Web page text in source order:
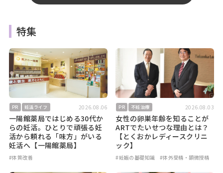
特集
PR 妊活ライフ 2026.08.06
一陽館薬局ではじめる30代か
らの妊活。ひとりで頑張る妊
活から頼れる「味方」がいる
妊活へ【一陽館薬局】
#体質改善
PR 不妊治療 2026.08.03
女性の卵巣年齢を知ることが
ARTでたいせつな理由とは？
【とくおかレディースクリニ
ック】
#妊娠の基礎知識 #体外受精・顕微授精